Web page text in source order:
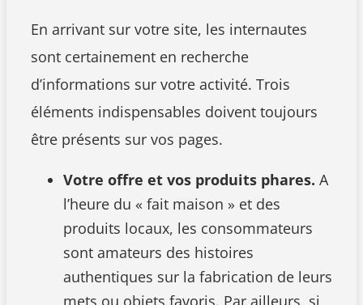
En arrivant sur votre site, les internautes
sont certainement en recherche
d’informations sur votre activité. Trois
éléments indispensables doivent toujours
être présents sur vos pages.
Votre offre et vos produits phares. A
l’heure du « fait maison » et des
produits locaux, les consommateurs
sont amateurs des histoires
authentiques sur la fabrication de leurs